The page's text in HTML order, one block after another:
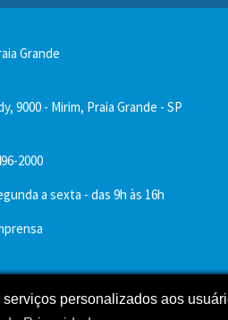
personalizados aos
Grande
9000 - Mirim, Praia Grande - SP
2000
a sexta - das 9h às 16h